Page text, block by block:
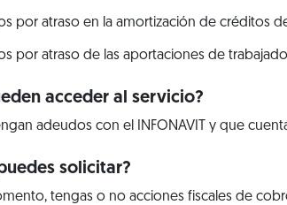
por atraso en la amortización de créditos
por atraso de las aportaciones de
acceder al servicio?
adeudos con el INFONAVIT y que
solicitar?
tengas o no acciones fiscales de